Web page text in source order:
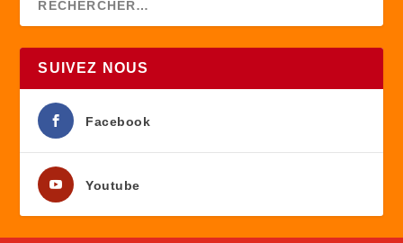
SUIVEZ NOUS
Facebook
Youtube